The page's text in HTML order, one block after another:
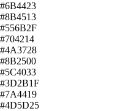
#6B4423
#8B4513
#556B2F
#704214
#4A3728
#8B2500
#5C4033
#3D2B1F
#7A4419
#4D5D25